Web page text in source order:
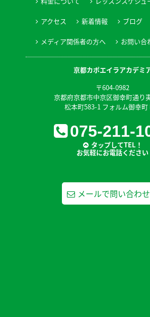
アクセス 新着情報 ブログ
メディア関係者の方へ お問い合
京都カポエイラアカデミ
〒604-0982
京都府京都市中京区御幸町通り
松本町583-1 フォルム御幸町
075-211-
タップしてTEL！
お気軽にお電話ください
メールで問い合わ